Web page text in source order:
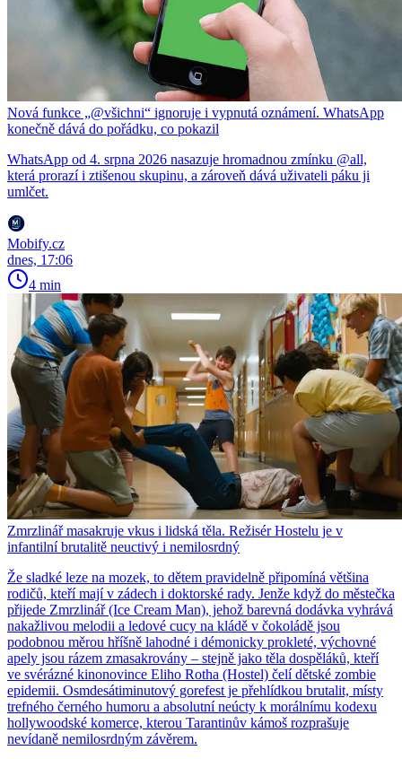
Nová funkce „@všichni“ ignoruje i vypnutá oznámení. WhatsApp
konečně dává do pořádku, co pokazil
WhatsApp od 4. srpna 2026 nasazuje hromadnou zmínku @all,
která prorazí i ztišenou skupinu, a zároveň dává uživateli páku ji
umlčet.
Mobify.cz
dnes, 17:06
4 min
Zmrzlinář masakruje vkus i lidská těla. Režisér Hostelu je v
infantilní brutalitě neuctivý i nemilosrdný
Že sladké leze na mozek, to dětem pravidelně připomíná většina
rodičů, kteří mají v zádech i doktorské rady. Jenže když do městečka
přijede Zmrzlinář (Ice Cream Man), jehož barevná dodávka vyhrává
nakažlivou melodii a ledové cucy na kládě v čokoládě jsou
podobnou měrou hříšně lahodné i démonicky prokleté, výchovné
apely jsou rázem zmasakrovány – stejně jako těla dospěláků, kteří
ve svérázné kinonovince Eliho Rotha (Hostel) čelí dětské zombie
epidemii. Osmdesátiminutový gorefest je přehlídkou brutalit, místy
trefného černého humoru a absolutní neúcty k morálnímu kodexu
hollywoodské komerce, kterou Tarantinův kámoš rozprašuje
nevídaně nemilosrdným závěrem.